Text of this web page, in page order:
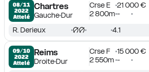
08/11
2022
Attelé
Chartres
GaucheDur
Crse E
21 000 €
2 800m -
R. Derieux 4.1
09/10
2022
Attelé
Reims
DroiteDur
Crse F
15 000 €
2 550m -